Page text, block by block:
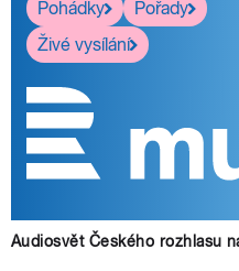
Pohádky
Pořady
Živé vysílání
Audiosvět Českého rozhlasu